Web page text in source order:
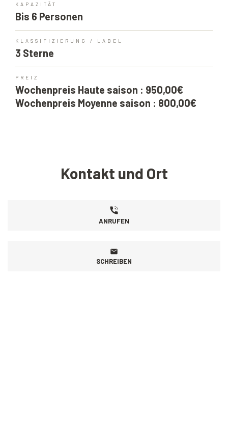
KAPAZITÄT
Bis 6 Personen
KLASSIFIZIERUNG / LABEL
3 Sterne
PREIZ
Wochenpreis Haute saison : 950,00€
Wochenpreis Moyenne saison : 800,00€
Kontakt und Ort
ANRUFEN
SCHREIBEN